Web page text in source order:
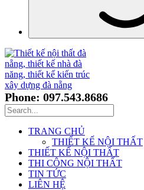
Phone: 097.543.8686
TRANG CHỦ
THIẾT KẾ NỘI THẤT
THIẾT KẾ NỘI THẤT
THI CÔNG NỘI THẤT
TIN TỨC
LIÊN HỆ